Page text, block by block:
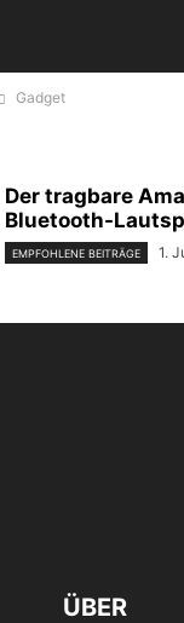
Gadget
Der tragbare
Bluetooth-
EMPFOHLENE BEITRÄGE 1.
ÜBER